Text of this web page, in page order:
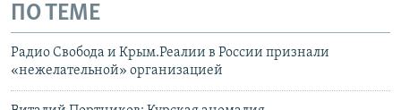
ПО ТЕМЕ
Радио Свобода и Крым.Реалии в России признали
«нежелательной» организацией